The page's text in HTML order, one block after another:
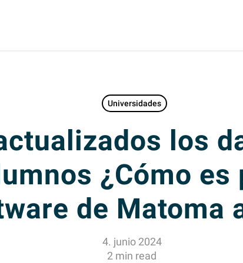
Universidades
los
¿Cómo es
de Matoma
4. junio 2024
2 min read